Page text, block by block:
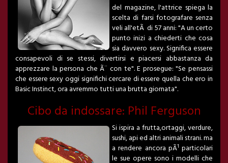
del magazine, l'attrice spiega la
scelta di farsi fotografare senza
veli all'etÃ di 57 anni: "A un certo
punto inizi a chiederti che cosa
sia davvero sexy. Significa essere
consapevoli di se stessi, divertirsi e piacersi abbastanza da
apprezzare la persona che Ã¨ con te". E prosegue: "Se pensassi
che essere sexy oggi significhi cercare di essere quella che ero in
Basic Instinct, ora avremmo tutti una brutta giornata".
Cibo da indossare: Phil Ferguson
Si ispira a frutta,ortaggi, verdure,
sushi, api ed altri animali strani. ma
a rendere ancora pÃ¹ particolari
le sue opere sono i modelli che